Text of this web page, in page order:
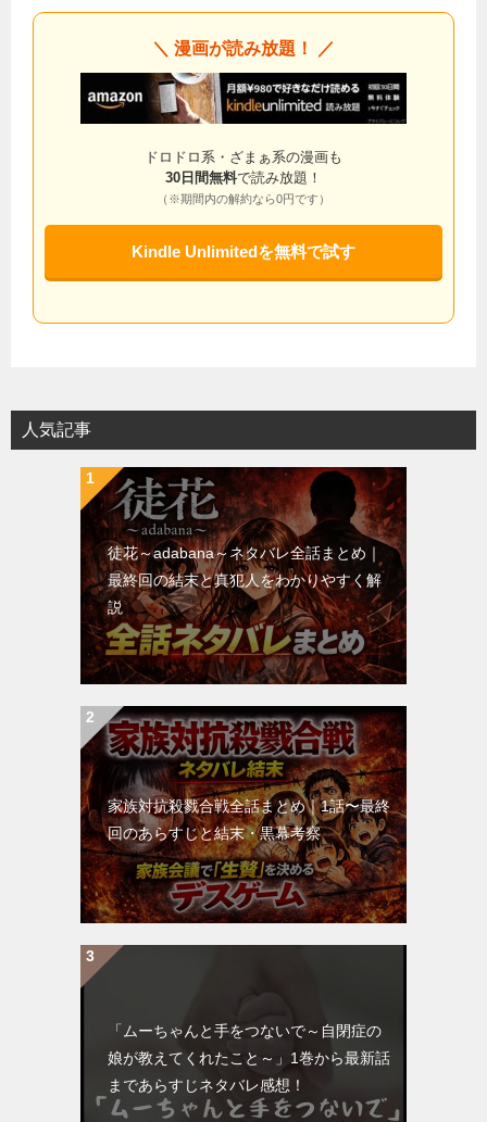
＼ 漫画が読み放題！ ／
ドロドロ系・ざまぁ系の漫画も
30日間無料で読み放題！
（※期間内の解約なら0円です）
Kindle Unlimitedを無料で試す
人気記事
徒花～adabana～ネタバレ全話まとめ｜
最終回の結末と真犯人をわかりやすく解
説
家族対抗殺戮合戦全話まとめ｜1話〜最終
回のあらすじと結末・黒幕考察
「ムーちゃんと手をつないで～自閉症の
娘が教えてくれたこと～」1巻から最新話
まであらすじネタバレ感想！